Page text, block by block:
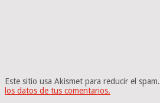
Este sitio usa Akismet para reducir el spam.
los datos de tus comentarios.